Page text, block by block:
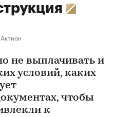
Актион
не выплачивать и
условий, каких
чтобы
к